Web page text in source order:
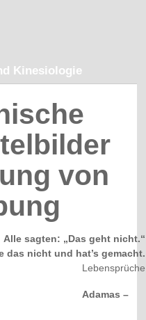
Kinesiologie
von
Alle sagten: „ Das geht nicht.“
das nicht und hat’s gemacht.
Lebensprüche
Adamas –